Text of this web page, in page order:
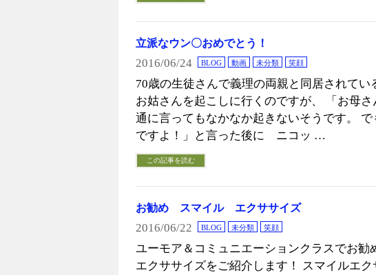
立派なウン〇おめでとう！
2016/06/24 BLOG 動画 未分類 笑顔
70歳の生徒さんで義理の両親と同居されて
お姑さんを起こしに行くのですが、 「お母
通に言ってもなかなか起きないそうです。
ですよ！」と言った後に ニコッ …
この記事を読む
お勧め スマイル エクササイズ
2016/06/22 BLOG 未分類 笑顔
ユーモア＆コミュニエーションクラスでお勧
エクササイズをご紹介します！ スマイル